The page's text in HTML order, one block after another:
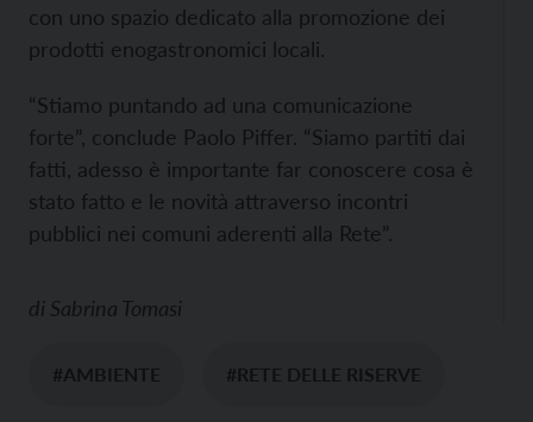
con uno spazio dedicato alla promozione dei
prodotti enogastronomici locali.
“Stiamo puntando ad una comunicazione
forte”, conclude Paolo Piffer. “Siamo partiti dai
fatti, adesso è importante far conoscere cosa è
stato fatto e le novità attraverso incontri
pubblici nei comuni aderenti alla Rete”.
di Sabrina Tomasi
#AMBIENTE #RETE DELLE RISERVE